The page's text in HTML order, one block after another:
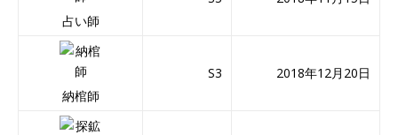
占い師
納棺師
S3 2018年12月20日